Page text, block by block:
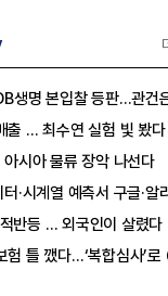
본입찰 등판…관건은 ‘산은 증자
출 … 최수연 실험 빛 봤다
시아 물류 장악 나선다
열 예측서 구글·알리바바 제쳤다
반등 … 외국인이 살렸다
다…‘복합심사’로 6개월 독점권